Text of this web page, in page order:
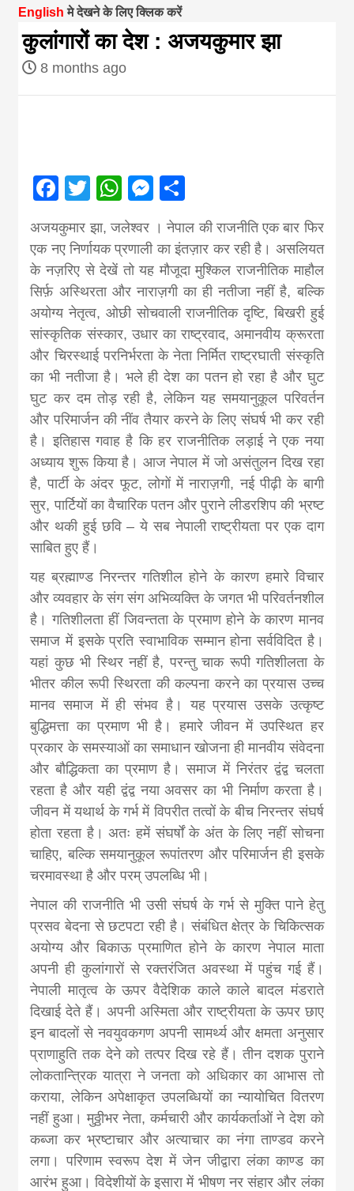
magazine of
Nepal brings
from
news,
khabar
English मे देखने के लिए क्लिक करें
कुलांगारों का देश : अजयकुमार झा
8 months ago
Facebook
Twitter
WhatsApp
Messenger
अजयकुमार झा, जलेश्वर । नेपाल की राजनीति एक बार फिर
एक नए निर्णायक प्रणाली का इंतज़ार कर रही है। असलियत
के नज़रिए से देखें तो यह मौजूदा मुश्किल राजनीतिक माहौल
सिर्फ़ अस्थिरता और नाराज़गी का ही नतीजा नहीं है, बल्कि
अयोग्य नेतृत्व, ओछी सोचवाली राजनीतिक दृष्टि, बिखरी हुई
सांस्कृतिक संस्कार, उधार का राष्ट्रवाद, अमानवीय क्रूरता
और चिरस्थाई परनिर्भरता के नेता निर्मित राष्ट्रघाती संस्कृति
का भी नतीजा है। भले ही देश का पतन हो रहा है और घुट
घुट कर दम तोड़ रही है, लेकिन यह समयानुकूल परिवर्तन
और परिमार्जन की नींव तैयार करने के लिए संघर्ष भी कर रही
है। इतिहास गवाह है कि हर राजनीतिक लड़ाई ने एक नया
अध्याय शुरू किया है। आज नेपाल में जो असंतुलन दिख रहा
है, पार्टी के अंदर फूट, लोगों में नाराज़गी, नई पीढ़ी के बागी
सुर, पार्टियों का वैचारिक पतन और पुराने लीडरशिप की भ्रष्ट
और थकी हुई छवि – ये सब नेपाली राष्ट्रीयता पर एक दाग
साबित हुए हैं।
यह ब्रह्माण्ड निरन्तर गतिशील होने के कारण हमारे विचार
और व्यवहार के संग संग अभिव्यक्ति के जगत भी परिवर्तनशील
है। गतिशीलता हीं जिवन्तता के प्रमाण होने के कारण मानव
समाज में इसके प्रति स्वाभाविक सम्मान होना सर्वविदित है।
यहां कुछ भी स्थिर नहीं है, परन्तु चाक रूपी गतिशीलता के
भीतर कील रूपी स्थिरता की कल्पना करने का प्रयास उच्च
मानव समाज में ही संभव है। यह प्रयास उसके उत्कृष्ट
बुद्धिमत्ता का प्रमाण भी है। हमारे जीवन में उपस्थित हर
प्रकार के समस्याओं का समाधान खोजना ही मानवीय संवेदना
और बौद्धिकता का प्रमाण है। समाज में निरंतर द्वंद्व चलता
रहता है और यही द्वंद्व नया अवसर का भी निर्माण करता है।
जीवन में यथार्थ के गर्भ में विपरीत तत्वों के बीच निरन्तर संघर्ष
होता रहता है। अतः हमें संघर्षों के अंत के लिए नहीं सोचना
चाहिए, बल्कि समयानुकूल रूपांतरण और परिमार्जन ही इसके
चरमावस्था है और परम् उपलब्धि भी।
नेपाल की राजनीति भी उसी संघर्ष के गर्भ से मुक्ति पाने हेतु
प्रसव बेदना से छटपटा रही है। संबंधित क्षेत्र के चिकित्सक
अयोग्य और बिकाऊ प्रमाणित होने के कारण नेपाल माता
अपनी ही कुलांगारों से रक्तरंजित अवस्था में पहुंच गई हैं।
नेपाली मातृत्व के ऊपर वैदेशिक काले काले बादल मंडराते
दिखाई देते हैं। अपनी अस्मिता और राष्ट्रीयता के ऊपर छाए
इन बादलों से नवयुवकगण अपनी सामर्थ्य और क्षमता अनुसार
प्राणाहुति तक देने को तत्पर दिख रहे हैं। तीन दशक पुराने
लोकतान्त्रिक यात्रा ने जनता को अधिकार का आभास तो
कराया, लेकिन अपेक्षाकृत उपलब्धियों का न्यायोचित वितरण
नहीं हुआ। मुठ्ठीभर नेता, कर्मचारी और कार्यकर्ताओं ने देश को
कब्जा कर भ्रष्टाचार और अत्याचार का नंगा ताण्डव करने
लगा। परिणाम स्वरूप देश में जेन जीद्वारा लंका काण्ड का
आरंभ हुआ। विदेशीयों के इसारा में भीषण नर संहार और लंका